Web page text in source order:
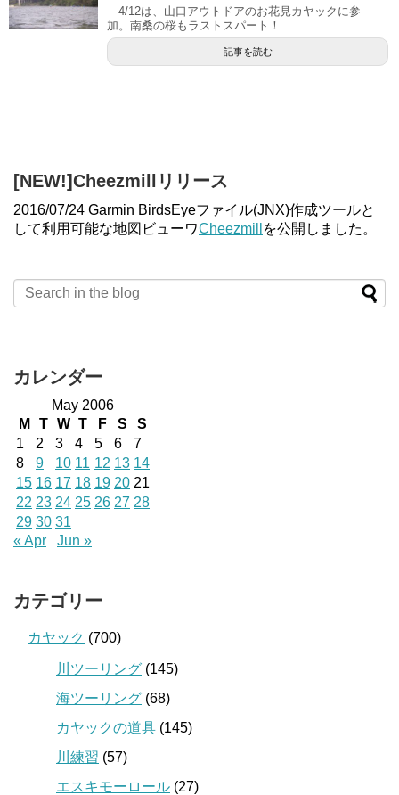
4/12は、山口アウトドアのお花見カヤックに参
加。南桑の桜もラストスパート！
記事を読む
[NEW!]Cheezmillリリース
2016/07/24 Garmin BirdsEyeファイル(JNX)作成ツールと
して利用可能な地図ビューワCheezmill を公開しました。
カレンダー
May 2006
M
T W T F S
S
1
2 3 4 5 6
7
8
9 10 11 12 13 14
15 16 17 18 19 20 21
22 23 24 25 26 27 28
29 30 31
« Apr
Jun »
カテゴリー
カヤック (700)
川ツーリング (145)
海ツーリング (68)
カヤックの道具 (145)
川練習 (57)
エスキモーロール (27)